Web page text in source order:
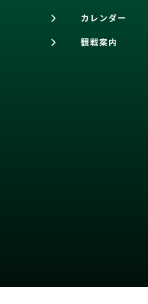
カレンダー
観戦案内